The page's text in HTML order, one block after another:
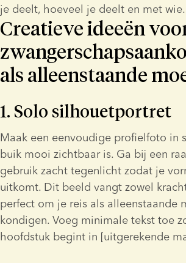
je deelt, hoeveel je deelt en met wie.
Creatieve ideeën
als alleenstaande
1. Solo silhouetportret
Maak een eenvoudige profielfoto in
buik mooi zichtbaar is. Ga bij een
gebruik zacht tegenlicht zodat je
uitkomt. Dit beeld vangt zowel
perfect om je reis als alleenstaande
kondigen. Voeg minimale tekst toe
hoofdstuk begint in [uitgerekende